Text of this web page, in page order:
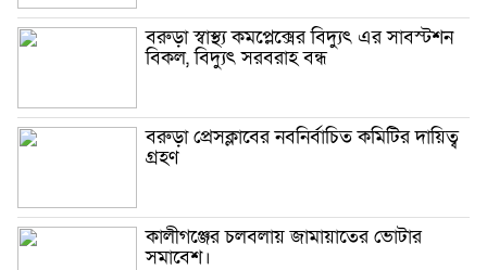
বরুড়া স্বাস্থ্য কমপ্লেক্সের বিদ্যুৎ এর সাবস্টশন
বিকল, বিদ্যুৎ সরবরাহ বন্ধ
বরুড়া প্রেসক্লাবের নবনির্বাচিত কমিটির দায়িত্ব
গ্রহণ
কালীগঞ্জের চলবলায় জামায়াতের ভোটার
সমাবেশ।